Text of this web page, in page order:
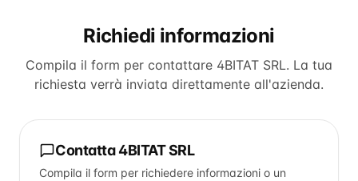
Richiedi informazioni
Compila il form per contattare 4BITAT SRL. La tua
richiesta verrà inviata direttamente all'azienda.
Contatta4BITAT SRL
Compila il form per richiedere informazioni o un